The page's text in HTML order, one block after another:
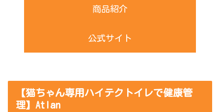
商品紹介
公式サイト
【猫ちゃん専用ハイテクトイレで健康管
理】Atlan